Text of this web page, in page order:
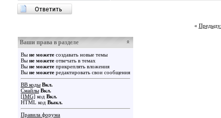
«
Ваши права в разделе
Вы не можете создавать новые темы
Вы не можете отвечать в темах
Вы не можете прикреплять вложения
Вы не можете редактировать свои сообщения
BB коды Вкл.
Смайлы Вкл.
[IMG] код Вкл.
HTML код Выкл.
Правила форума